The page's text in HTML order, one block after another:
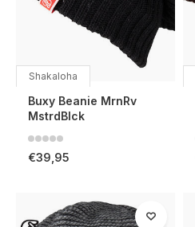
Shakaloha
Buxy Beanie MrnRv
MstrdBlck
€39,95